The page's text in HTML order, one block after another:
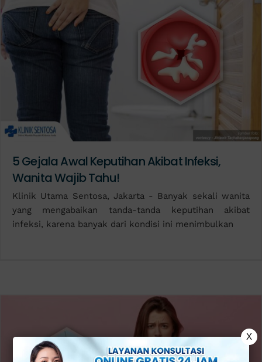
5 Gejala Awal Keputihan Akibat Infeksi,
Wanita Wajib Tahu!
Klinik Utama Sentosa, Jakarta - Banyak sekali wanita
yang mengabaikan tanda-tanda keputihan akibat
infeksi, karena banyak dari kondisi ini menimbulkan
X